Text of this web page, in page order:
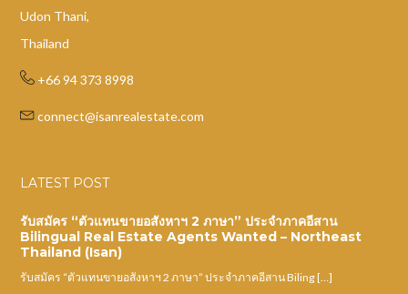
Udon Thani,
Thailand
+66 94 373 8998
connect@isanrealestate.com
LATEST POST
รับสมัคร “ตัวแทนขายอสังหาฯ 2 ภาษา” ประจำภาคอีสาน
Bilingual Real Estate Agents Wanted – Northeast
Thailand (Isan)
รับสมัคร “ตัวแทนขายอสังหาฯ 2 ภาษา” ประจำภาคอีสาน Biling […]